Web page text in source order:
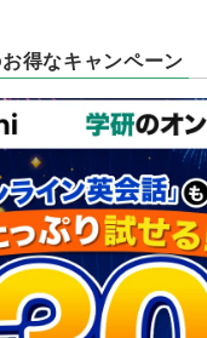
得なキャンペーン